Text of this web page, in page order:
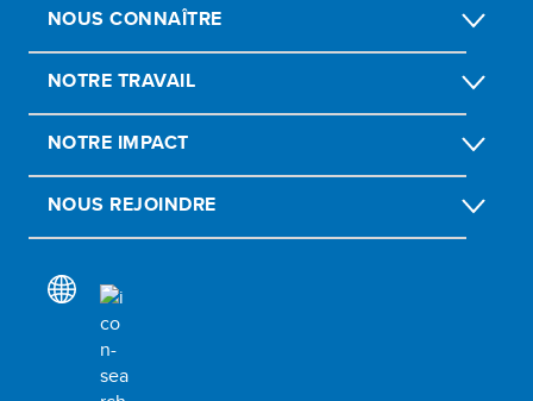
NOUS CONNAÎTRE
NOTRE TRAVAIL
NOTRE IMPACT
NOUS REJOINDRE